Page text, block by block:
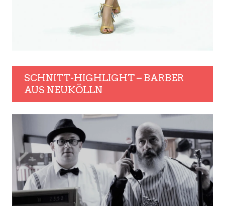
SCHNITT-HIGHLIGHT – BARBER
AUS NEUKÖLLN